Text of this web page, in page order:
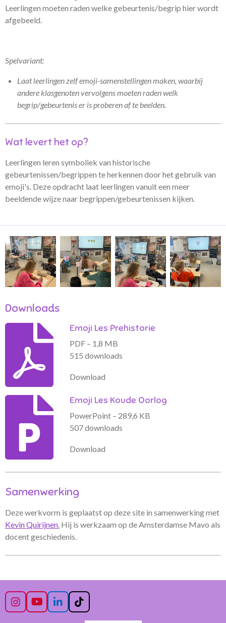
Leerlingen moeten raden welke gebeurtenis/begrip hier wordt
afgebeeld.
Spelvariant:
Laat leerlingen zelf emoji-samenstellingen maken, waarbij
andere klasgenoten vervolgens moeten raden welk
begrip/gebeurtenis er is proberen af te beelden.
Wat levert het op?
Leerlingen leren symboliek van historische
gebeurtenissen/begrippen te herkennen door het gebruik van
emoji's. Deze opdracht laat leerlingen vanuit een meer
beeldende wijze naar begrippen/gebeurtenissen kijken.
Downloads
Emoji Les Prehistorie
PDF – 1,8 MB
515 downloads
Download
Emoji Les Koude Oorlog
PowerPoint – 289,6 KB
507 downloads
Download
Samenwerking
Deze werkvorm is geplaatst op deze site in samenwerking met
Kevin Quirijnen Hij is werkzaam op de Amsterdamse Mavo als
docent geschiedenis.
I
n
Y
o
L
i
T
i